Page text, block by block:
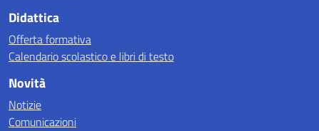
Didattica
Offerta formativa
Calendario scolastico e libri di testo
Novità
Notizie
Comunicazioni